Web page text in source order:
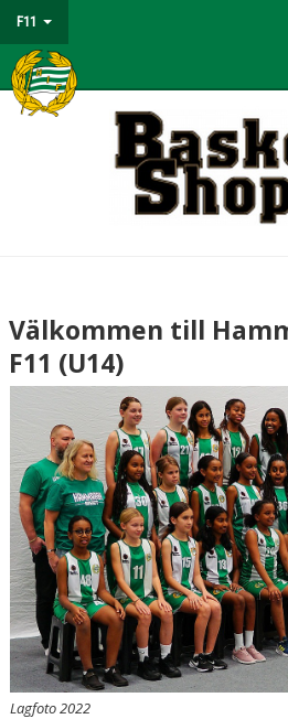
F11
HEM
DOKUMENT
KONTAKT
Välkommen till
F11 (U14)
Lagfoto 2022